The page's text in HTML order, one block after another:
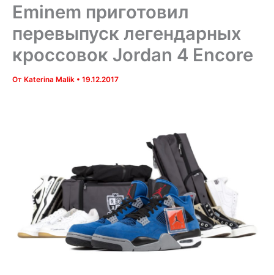
Eminem приготовил
перевыпуск легендарных
кроссовок Jordan 4 Encore
От Katerina Malik • 19.12.2017